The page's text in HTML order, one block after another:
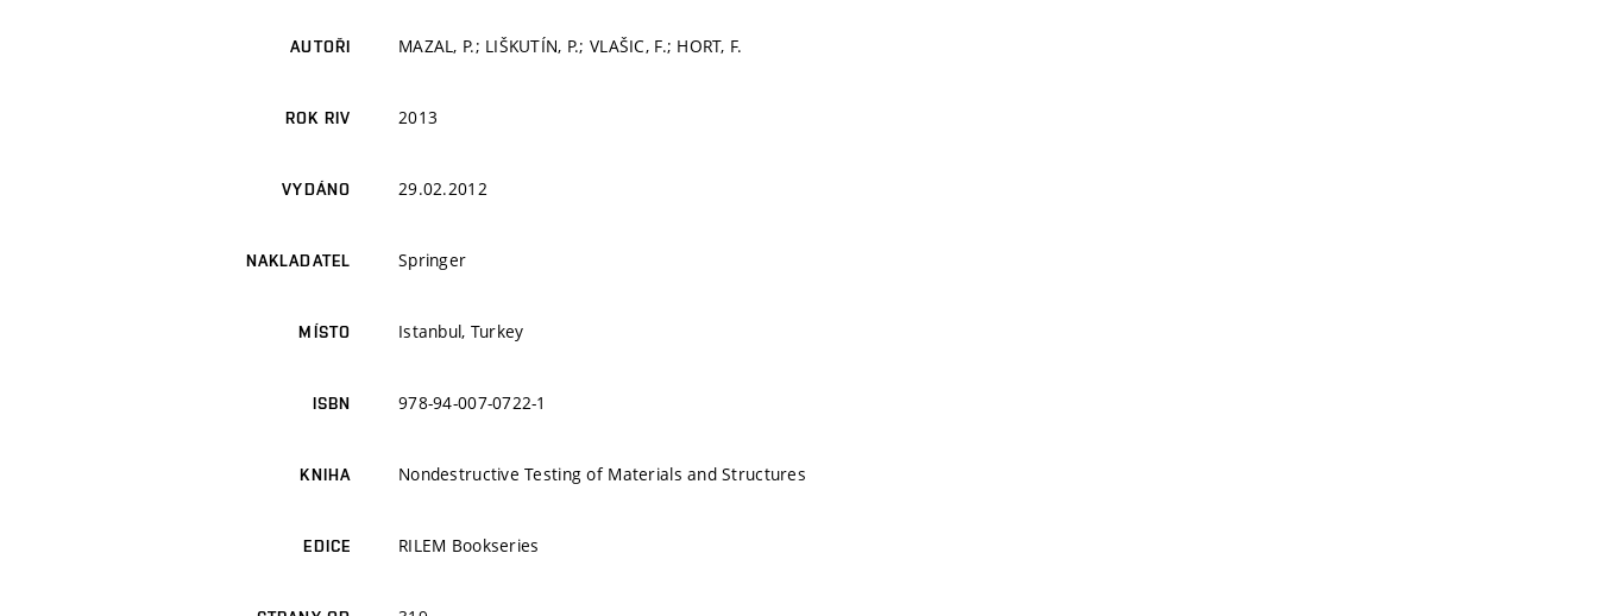
AUTOŘI MAZAL, P.; LIŠKUTÍN, P.; VLAŠIC, F.; HORT, F.
ROK RIV 2013
VYDÁNO 29.02.2012
NAKLADATEL Springer
MÍSTO Istanbul, Turkey
ISBN 978-94-007-0722-1
KNIHA Nondestructive Testing of Materials and Structures
EDICE RILEM Bookseries